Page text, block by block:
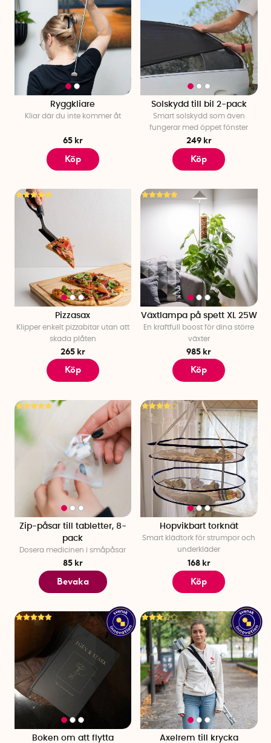
Ryggkliare
Kliar där du inte kommer åt
65 kr
Köp
Solskydd till bil 2-pack
Smart solskydd som även
fungerar med öppet fönster
249 kr
Köp
Pizzasax
Klipper enkelt pizzabitar utan att
skada plåten
265 kr
Köp
Växtlampa på spett XL 25W
En kraftfull boost för dina större
växter
985 kr
Köp
Zip-påsar till tabletter, 8-
pack
Dosera medicinen i småpåsar
85 kr
Bevaka
Hopvikbart torknät
Smart klädtork för strumpor och
underkläder
168 kr
Köp
Boken om att flytta
Axelrem till krycka